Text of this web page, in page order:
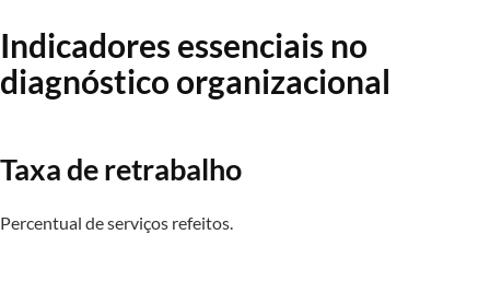
Indicadores essenciais no
diagnóstico organizacional
Taxa de retrabalho
Percentual de serviços refeitos.